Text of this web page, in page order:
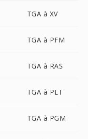
TGA à XV
TGA à PFM
TGA à RAS
TGA à PLT
TGA à PGM